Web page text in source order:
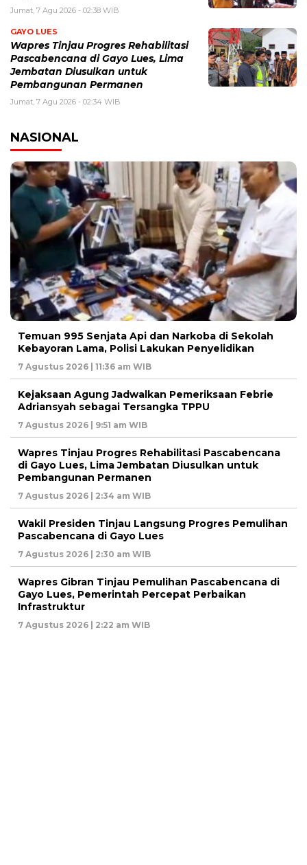
Jumat, 7 Agu 2026 - 02:38 WIB
GAYO LUES
Wapres Tinjau Progres Rehabilitasi
Pascabencana di Gayo Lues, Lima
Jembatan Diusulkan untuk
Pembangunan Permanen
Jumat, 7 Agu 2026 - 02:34 WIB
NASIONAL
Temuan 995 Senjata Api dan Narkoba di Sekolah
Kebayoran Lama, Polisi Lakukan Penyelidikan
7 Agustus 2026 | 11:36 am WIB
Kejaksaan Agung Jadwalkan Pemeriksaan Febrie
Adriansyah sebagai Tersangka TPPU
7 Agustus 2026 | 9:51 am WIB
Wapres Tinjau Progres Rehabilitasi Pascabencana
di Gayo Lues, Lima Jembatan Diusulkan untuk
Pembangunan Permanen
7 Agustus 2026 | 2:34 am WIB
Wakil Presiden Tinjau Langsung Progres Pemulihan
Pascabencana di Gayo Lues
7 Agustus 2026 | 2:30 am WIB
Wapres Gibran Tinjau Pemulihan Pascabencana di
Gayo Lues, Pemerintah Percepat Perbaikan
Infrastruktur
7 Agustus 2026 | 2:22 am WIB